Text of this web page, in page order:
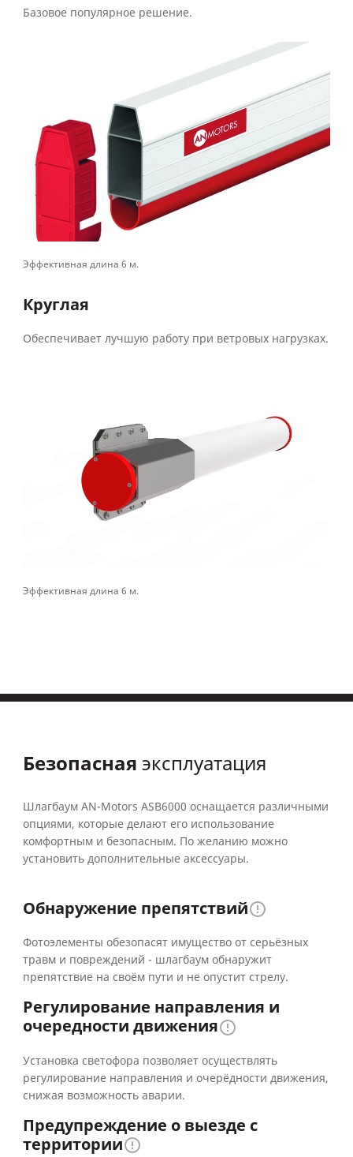
Базовое популярное решение.
Эффективная длина 6 м.
Круглая
Обеспечивает лучшую работу при ветровых нагрузках.
Эффективная длина 6 м.
Безопасная эксплуатация
Шлагбаум AN-Motors ASB6000 оснащается различными
опциями, которые делают его использование
комфортным и безопасным. По желанию можно
установить дополнительные аксессуары.
Обнаружение препятствий
Фотоэлементы обезопасят имущество от серьёзных
травм и повреждений - шлагбаум обнаружит
препятствие на своём пути и не опустит стрелу.
Регулирование направления и
очередности движения
Установка светофора позволяет осуществлять
регулирование направления и очерёдности движения,
снижая возможность аварии.
Предупреждение о выезде с
территории